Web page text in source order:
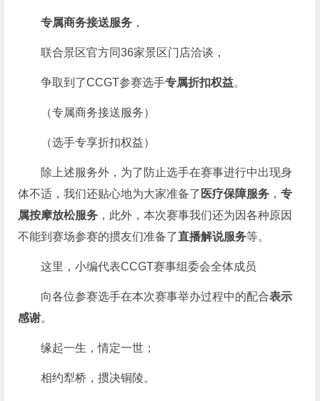
专属商务接送服务 ，
联合景区官方同36家景区门店洽谈，
争取到了CCGT参赛选手专属折扣权益。
（专属商务接送服务）
（选手专享折扣权益）
除上述服务外，为了防止选手在赛事进行中出现身
体不适，我们还贴心地为大家准备了 医疗保障服务 ，专
属按摩放松服务 ，此外，本次赛事我们还为因各种原因
不能到赛场参赛的掼友们准备了直播解说服务等。
这里，小编代表CCGT赛事组委会全体成员
向各位参赛选手在本次赛事举办过程中的配合表示
感谢。
缘起一生，情定一世；
相约犁桥，掼决铜陵。